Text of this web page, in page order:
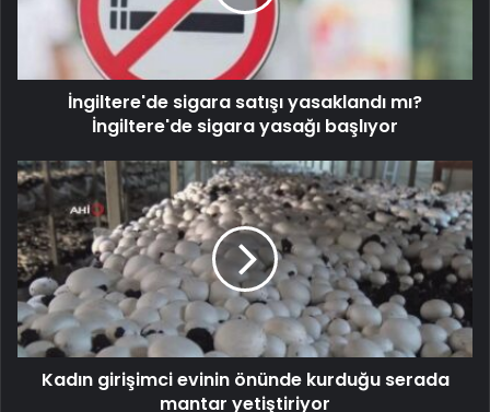
İngiltere'de sigara satışı yasaklandı mı?
İngiltere'de sigara yasağı başlıyor
Kadın girişimci evinin önünde kurduğu serada
mantar yetiştiriyor